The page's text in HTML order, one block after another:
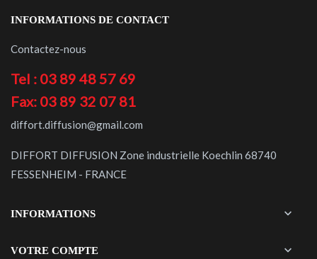
INFORMATIONS DE CONTACT
Contactez-nous
Tel : 03 89 48 57 69
Fax: 03 89 32 07 81
diffort.diffusion@gmail.com
DIFFORT DIFFUSION Zone industrielle Koechlin 68740
FESSENHEIM - FRANCE
INFORMATIONS 
VOTRE COMPTE 